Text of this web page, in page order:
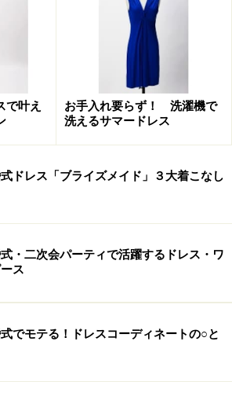
ス 2万4150円
とよそ行きの中間にあるドレスか
春・夏用のドレスはざっくりとした
ブ糸を使用したスラブチェックのト
ザイン。
たりなタイプです。このように、生
トンとしたシルエットでウエスト、
ーできるのは、大人の女性には嬉し
で叶え
お手入れ要らず！ 洗濯機で
洗えるサマードレス
ドレス「ブライズメイド」３大着こなし
・二次会パーティで活躍するドレス・ワ
ス
でモテる！ドレスコーディネートの○と